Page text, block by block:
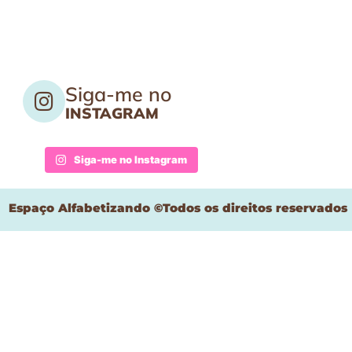
Siga-me no
INSTAGRAM
Siga-me no Instagram
Espaço Alfabetizando ©Todos os direitos reservados